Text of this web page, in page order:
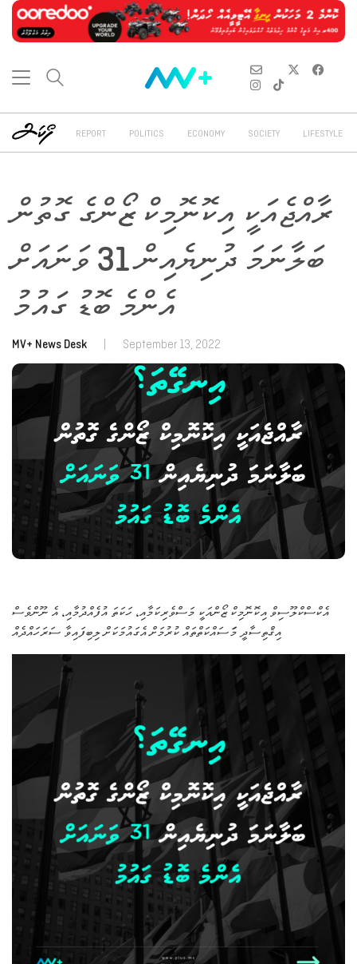
REPORT POLITICS ECONOMY SOCIETY LIFESTYLE
ރާއްޖެއަކީ އިކޮނޮމިކް ޒޯންގެ ގޮތުން
ބަލާނަމަ ދުނިޔެއިން 31 ވަނައަށް
އެންމެ ބޮޑު ގައުމު
MV+ News Desk September 13, 2022
އެކްސްކްލޫސިވް އިކޮނޮމިކް ޒޯންއަކީ މަސްވެރިކަމާއި، ހަކަތަ އުފެއްދުމާއި، އެ ނޫންވެސް
އިޤްތިސާދީ މަަސައްކަތްތައް ކުރުމަށް އެގައުމަކަށް ލިބިފައިވާ ސަރަހައްދެއް